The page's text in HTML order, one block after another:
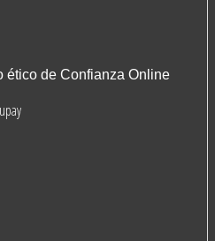
ético de Confianza Online